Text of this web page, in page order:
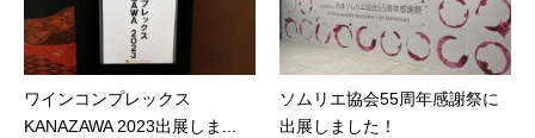
ワインコンプレックス
KANAZAWA 2023出展しま...
ソムリエ協会55周年感謝祭に
出展しました！